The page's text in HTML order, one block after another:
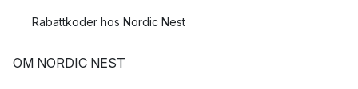
Rabattkoder hos Nordic Nest
OM NORDIC NEST